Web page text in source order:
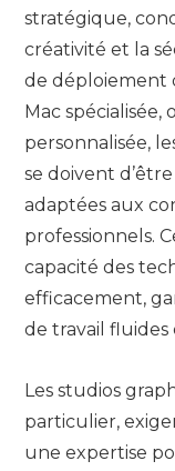
stratégique,
créativité et la
de déploiement
Mac spécialisée,
personnalisée,
se doivent
adaptées aux
professionnels.
capacité des
efficacement,
de travail
Les studios
particulier,
une expertise